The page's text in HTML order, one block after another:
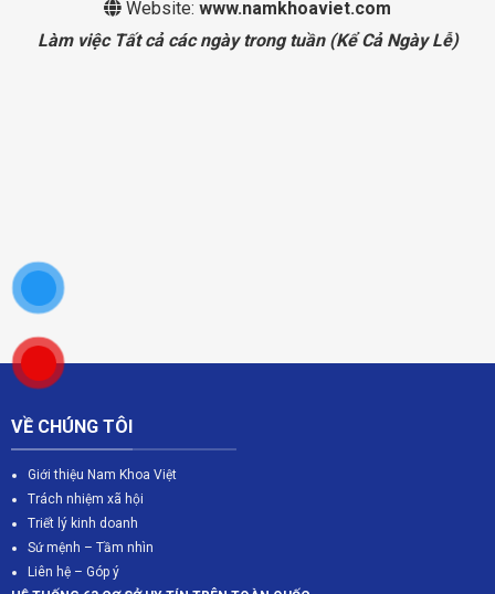
Website: www.namkhoaviet.com
Làm việc Tất cả các ngày trong tuần (Kể Cả Ngày Lễ)
VỀ CHÚNG TÔI
Giới thiệu Nam Khoa Việt
Trách nhiệm xã hội
Triết lý kinh doanh
Sứ mệnh – Tầm nhìn
Liên hệ – Góp ý